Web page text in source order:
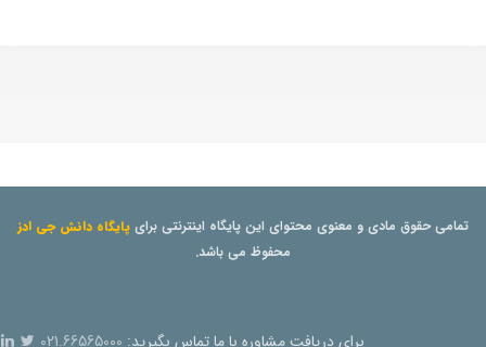
تمامی حقوق مادی و معنوی محتوای این پایگاه اینترنتی برای پایگاه دانش جی ادز
محفوظ می باشد.
برای دریافت مشاوره با ما تماس بگیرید: 021.66565000